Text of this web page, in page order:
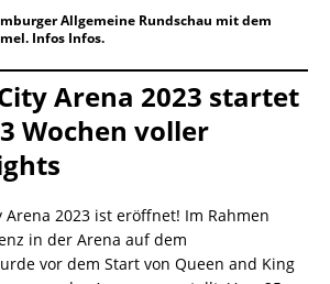
Allgemeine Rundschau mit dem
Infos Infos.
Arena 2023 startet
Wochen voller
Arena 2023 ist eröffnet! Im Rahmen
in der Arena auf dem
vor dem Start von Queen and King